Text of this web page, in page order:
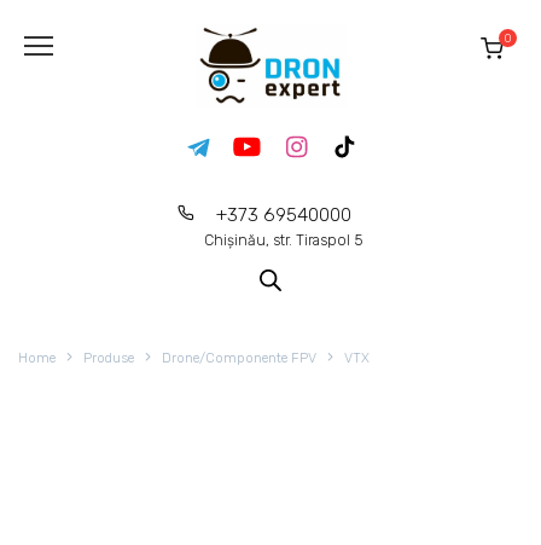
+373 69540000
Chișinău, str. Tiraspol 5
0
Home Produse Drone/Componente FPV VTX